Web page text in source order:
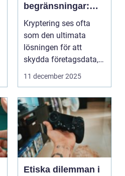
begränsningar:
När säker kod kan
missleda företag
Kryptering ses ofta
som den ultimata
lösningen för att
skydda företagsdata,
men verkl...
11 december 2025
Etiska dilemman i